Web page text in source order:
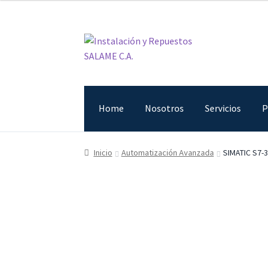
Ir
a
la
Ir
al
contenido
Home Nosotros Servicios
Inicio Carrito Contacto Curso Básico Portal
Inicio Automatización Avanzada SIMATIC S7-